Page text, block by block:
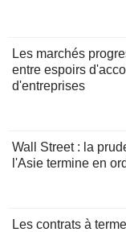
Les marchés
entre espoirs
d'entreprises
Wall Street : la
l'Asie termine en
Les contrats à